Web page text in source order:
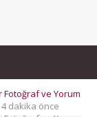
ve Yorum
4 dakika önce